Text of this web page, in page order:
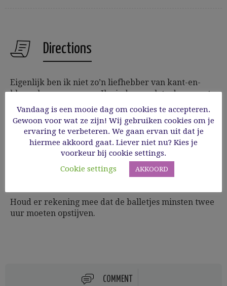
Directions
Eigenlijk ben ik niet zo’n liefhebber van kant-en-
klare vleesvervangers. Ik vind ze vaak te droog en te
zwaar op de maag liggen. Zelf gemaakte
vleesvervangers smaken veel lekkerder. Voor dit
recept experimenteerde ik met champignons en
noten en kwam tot dit lekkere resultaat. Zelfs niet-
vegetariërs waren verkocht. Je kunt ze serveren met
groenten en aardappelen of rijst. Ik koos voor
linguine, omdat ik nu eenmaal verzot ben op deze
Houd er rekening mee dat de balletjes minsten twee
uur moeten opstijven.
COMMENT
Vandaag is een mooie dag om cookies te accepteren.
Gewoon voor wat ze zijn! Wij gebruiken cookies om je
ervaring te verbeteren. We gaan ervan uit dat je
hiermee akkoord gaat. Liever niet nu? Kies je
voorkeur bij cookie settings.
Cookie settings
AKKOORD